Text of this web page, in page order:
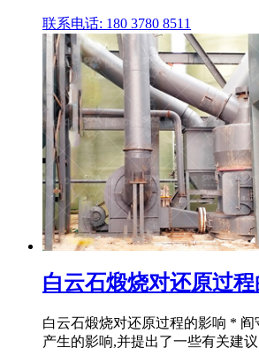
联系电话: 180 3780 8511
白云石煅烧对还原过
白云石煅烧对还原过程的影响 *
产生的影响,并提出了一些有关建议